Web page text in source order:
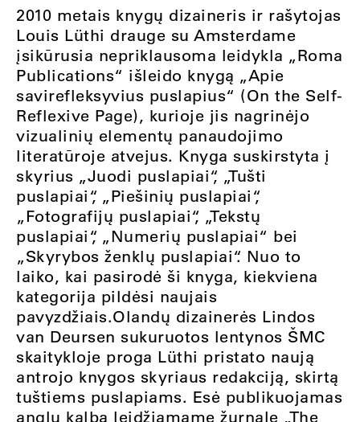
2010 metais knygų dizaineris ir rašytojas
Louis Lüthi drauge su Amsterdame
įsikūrusia nepriklausoma leidykla „Roma
Publications“ išleido knygą „Apie
savirefleksyvius puslapius“ (On the Self-
Reflexive Page), kurioje jis nagrinėjo
vizualinių elementų panaudojimo
literatūroje atvejus. Knyga suskirstyta į
skyrius „Juodi puslapiai“, „Tušti
puslapiai“, „Piešinių puslapiai“,
„Fotografijų puslapiai“, „Tekstų
puslapiai“, „Numerių puslapiai“ bei
„Skyrybos ženklų puslapiai“. Nuo to
laiko, kai pasirodė ši knyga, kiekviena
kategorija pildėsi naujais
pavyzdžiais.Olandų dizainerės Lindos
van Deursen sukuruotos lentynos ŠMC
skaitykloje proga Lüthi pristato naują
antrojo knygos skyriaus redakciją, skirtą
tuštiems puslapiams. Esė publikuojamas
anglų kalba leidžiamame žurnale „The